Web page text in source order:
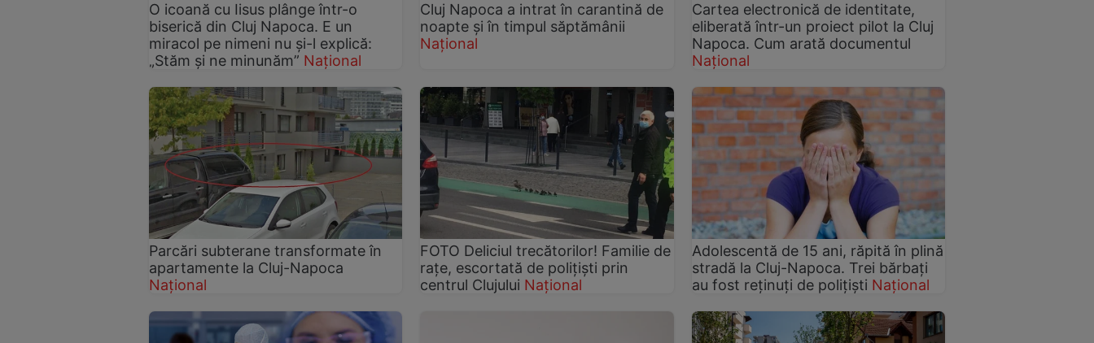
O icoană cu Iisus plânge într-o
biserică din Cluj Napoca. E un
miracol pe nimeni nu și-l explică:
„Stăm și ne minunăm” Național
Cluj Napoca a intrat în carantină de
noapte și în timpul săptămânii
Național
Cartea electronică de identitate,
eliberată într-un proiect pilot la Cluj
Napoca. Cum arată documentul
Național
Parcări subterane transformate în
apartamente la Cluj-Napoca
Național
FOTO Deliciul trecătorilor! Familie de
raţe, escortată de poliţişti prin
centrul Clujului Național
Adolescentă de 15 ani, răpită în plină
stradă la Cluj-Napoca. Trei bărbați
au fost reținuți de polițiști Național